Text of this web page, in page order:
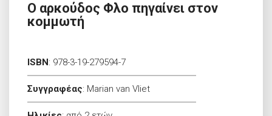
Ο αρκούδος Φλο πηγαίνει στον
κομμωτή
ISBN: 978-3-19-279594-7
Συγγραφέας: Marian van Vliet